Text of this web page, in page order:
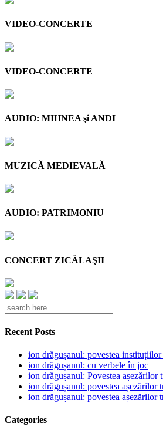
VIDEO-CONCERTE
VIDEO-CONCERTE
AUDIO: MIHNEA şi ANDI
MUZICĂ MEDIEVALĂ
AUDIO: PATRIMONIU
CONCERT ZICĂLAŞII
Recent Posts
ion drăgușanul: povestea
ion drăgușanul: cu verbele în joc
ion drăgușanul: Povestea
ion drăgușanul: povestea așezărilor
ion drăgușanul: povestea așezărilor
Categories